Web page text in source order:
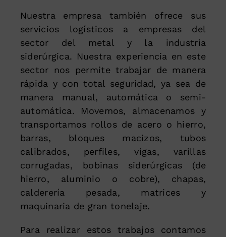
Nuestra empresa también ofrece sus
servicios logísticos a empresas del
sector del metal y la industria
siderúrgica. Nuestra experiencia en este
sector nos permite trabajar de manera
rápida y con total seguridad, ya sea de
manera manual, automática o semi-
automática. Movemos, almacenamos y
transportamos rollos de acero o hierro,
barras, bloques macizos, tubos
calibrados, perfiles, vigas, varillas
corrugadas, bobinas siderúrgicas (de
hierro, aluminio o cobre), chapas,
calderería pesada, matrices y
maquinaria de gran tonelaje.
Para realizar estos trabajos contamos